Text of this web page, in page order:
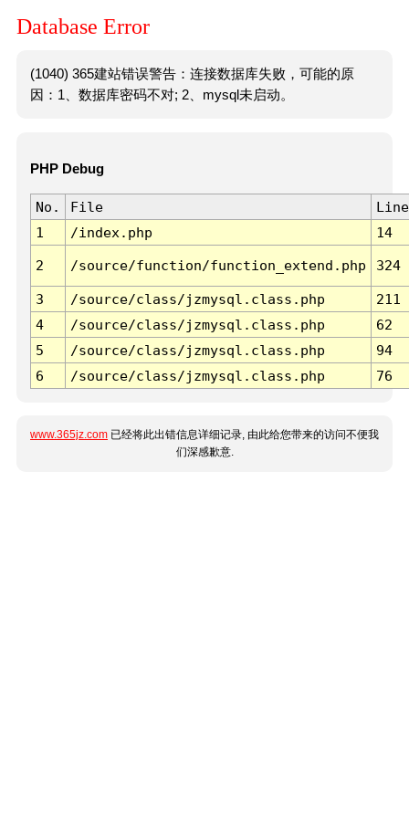
Database Error
(1040) 365建站错误警告：连接数据库失败，可能的原
因：1、数据库密码不对; 2、mysql未启动。
PHP Debug
No. File
Line
1
/index.php 14
2 /source/function/function_extend.php 324
3 /source/class/jzmysql.class.php
211
4
/source/class/jzmysql.class.php
62
5
/source/class/jzmysql.class.php
94
6
/source/class/jzmysql.class.php 76
www.365jz.com 已经将此出错信息详细记录, 由此给您带来的访问不便我
们深感歉意.